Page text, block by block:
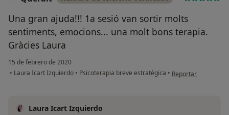
Una gran ajuda!!! 1a sesió van sortir molts
sentiments, emocions... una molt bons terapia.
Gràcies Laura
15 de febrero de 2020
• Laura Icart Izquierdo • Psicoterapia breve estratégica • en opinión del
Reportar
Laura Icart Izquierdo